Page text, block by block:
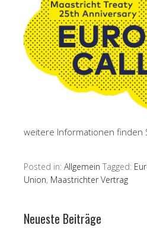
weitere Informationen finden
Posted in: Allgemein Tagged:
Union, Maastrichter Vertrag
Neueste Beiträge